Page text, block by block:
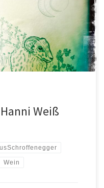
an Aromen und Würze.
mit ätherischen Noten,
reif und […]
Weiß
Wein